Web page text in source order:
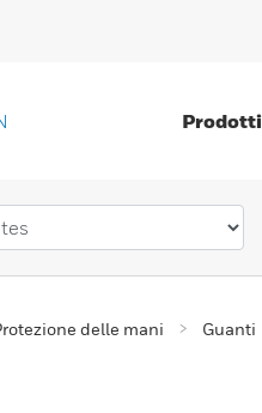
Prodotti
delle mani Guanti